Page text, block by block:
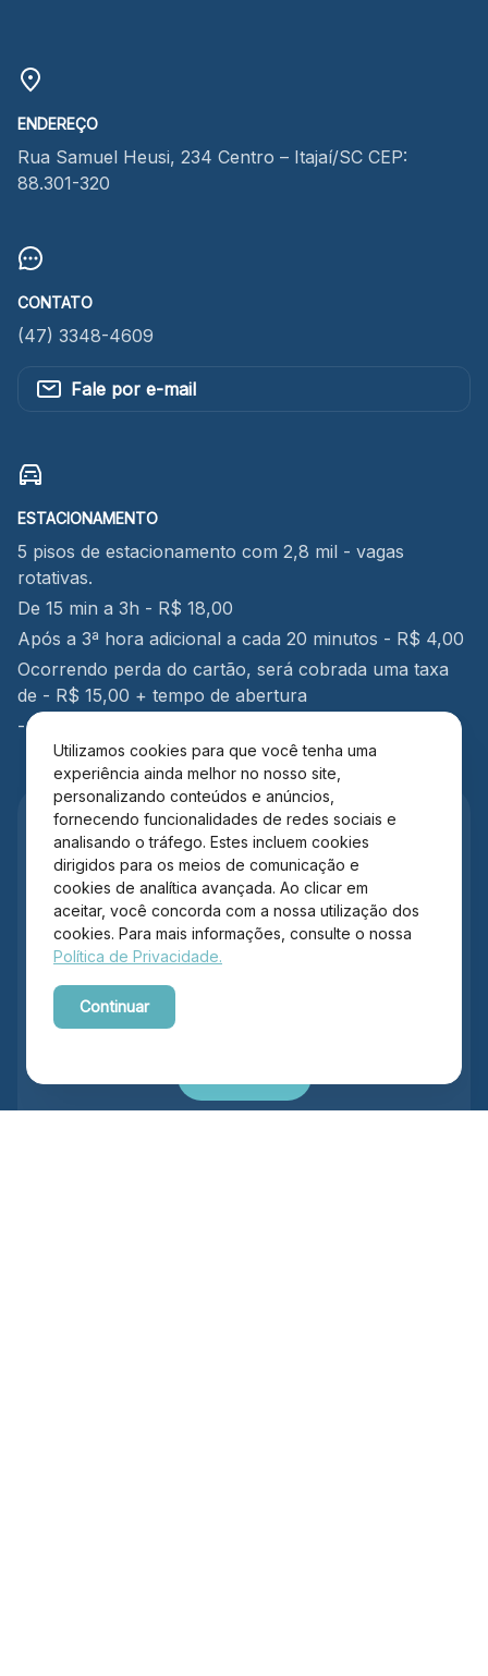
Utilizamos cookies para que você tenha uma
experiência ainda melhor no nosso site,
personalizando conteúdos e anúncios,
fornecendo funcionalidades de redes sociais e
analisando o tráfego. Estes incluem cookies
dirigidos para os meios de comunicação e
cookies de analítica avançada. Ao clicar em
aceitar, você concorda com a nossa utilização dos
cookies. Para mais informações, consulte o nossa
Política de Privacidade.
Continuar
ENDEREÇO
Rua Samuel Heusi, 234 Centro – Itajaí/SC CEP:
88.301-320
CONTATO
(47) 3348-4609
Fale por e-mail
ESTACIONAMENTO
5 pisos de estacionamento com 2,8 mil - vagas
rotativas.
De 15 min a 3h - R$ 18,00
Após a 3ª hora adicional a cada 20 minutos - R$ 4,00
Ocorrendo perda do cartão, será cobrada uma taxa
de - R$ 15,00 + tempo de abertura
-
Cadastre-se e recebavantagens
exclusivas.